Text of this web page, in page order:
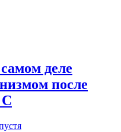
деле
после
С